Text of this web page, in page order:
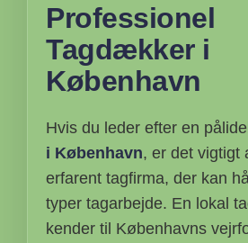
Professionel
Tagdækker i
København
Hvis du leder efter en
i København, er det
erfarent tagfirma, der kan
typer tagarbejde. En lokal
kender til Københavns